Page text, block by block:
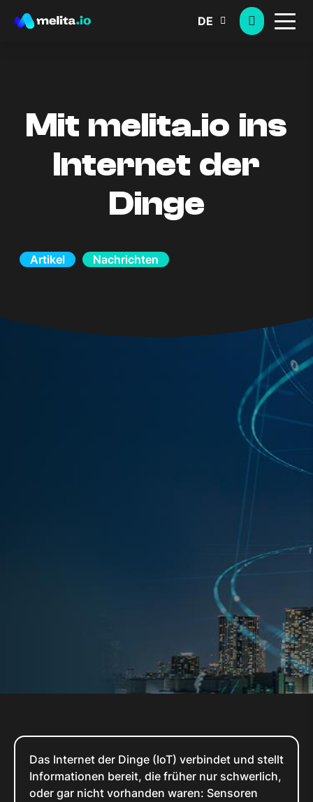
DE
Mit melita.io ins
Internet der
Dinge
Artikel Nachrichten
Das Internet der Dinge (IoT) verbindet und stellt
Informationen bereit, die früher nur schwerlich,
oder gar nicht vorhanden waren: Sensoren